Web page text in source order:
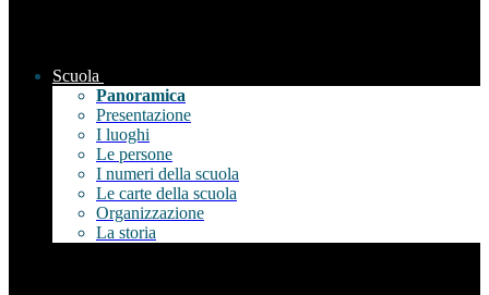
Scuola
Panoramica
Presentazione
I luoghi
Le persone
I numeri della scuola
Le carte della scuola
Organizzazione
La storia